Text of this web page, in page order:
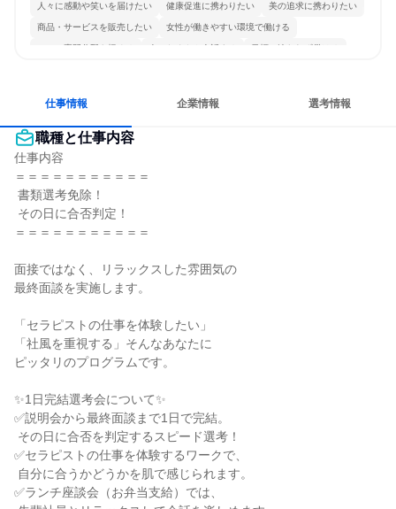
人々に感動や笑いを届けたい 健康促進に携わりたい 美の追求に携わりたい
商品・サービスを販売したい 女性が働きやすい環境で働ける
一つの専門分野を極める 人とたくさん会話する 目標に追われず働ける
仕事情報 企業情報 選考情報
職種と仕事内容
仕事内容
＝＝＝＝＝＝＝＝＝＝＝
＝＝＝＝＝＝＝＝＝＝＝
面接ではなく、リラックスした雰囲気の
最終面談を実施します。
「セラピストの仕事を体験したい」
「社風を重視する」そんなあなたに
ピッタリのプログラムです。
✨1日完結選考会について✨
✅説明会から最終面談まで1日で完結。
✅セラピストの仕事を体験するワークで、
✅ランチ座談会（お弁当支給）では、